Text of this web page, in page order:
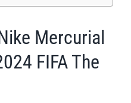
Mercurial
FIFA The